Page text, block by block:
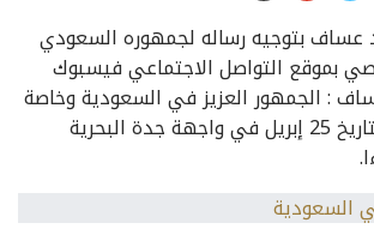
بتوجيه رساله لجمهوره السعودي
بموقع التواصل الاجتماعي فيسبوك
: الجمهور العزيز في السعودية وخاصة
جدة، ألتقي بكم بتاريخ 25 إبريل في واجهة جدة البحرية